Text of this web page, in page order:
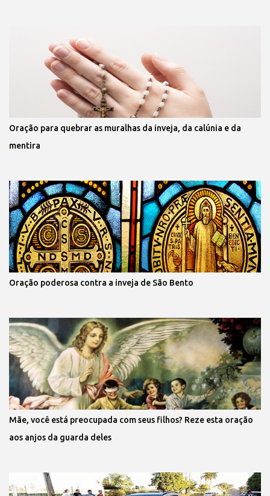
Oração para quebrar as muralhas da inveja, da calúnia e da
mentira
Oração poderosa contra a inveja de São Bento
Mãe, você está preocupada com seus filhos? Reze esta oração
aos anjos da guarda deles